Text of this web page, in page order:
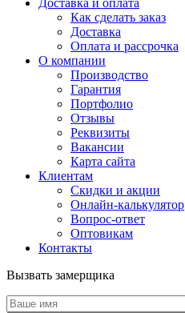
Доставка и оплата
Как сделать заказ
Доставка
Оплата и рассрочка
О компании
Производство
Гарантия
Портфолио
Отзывы
Реквизиты
Вакансии
Карта сайта
Клиентам
Скидки и акции
Онлайн-калькулятор
Вопрос-ответ
Оптовикам
Контакты
Вызвать замерщика